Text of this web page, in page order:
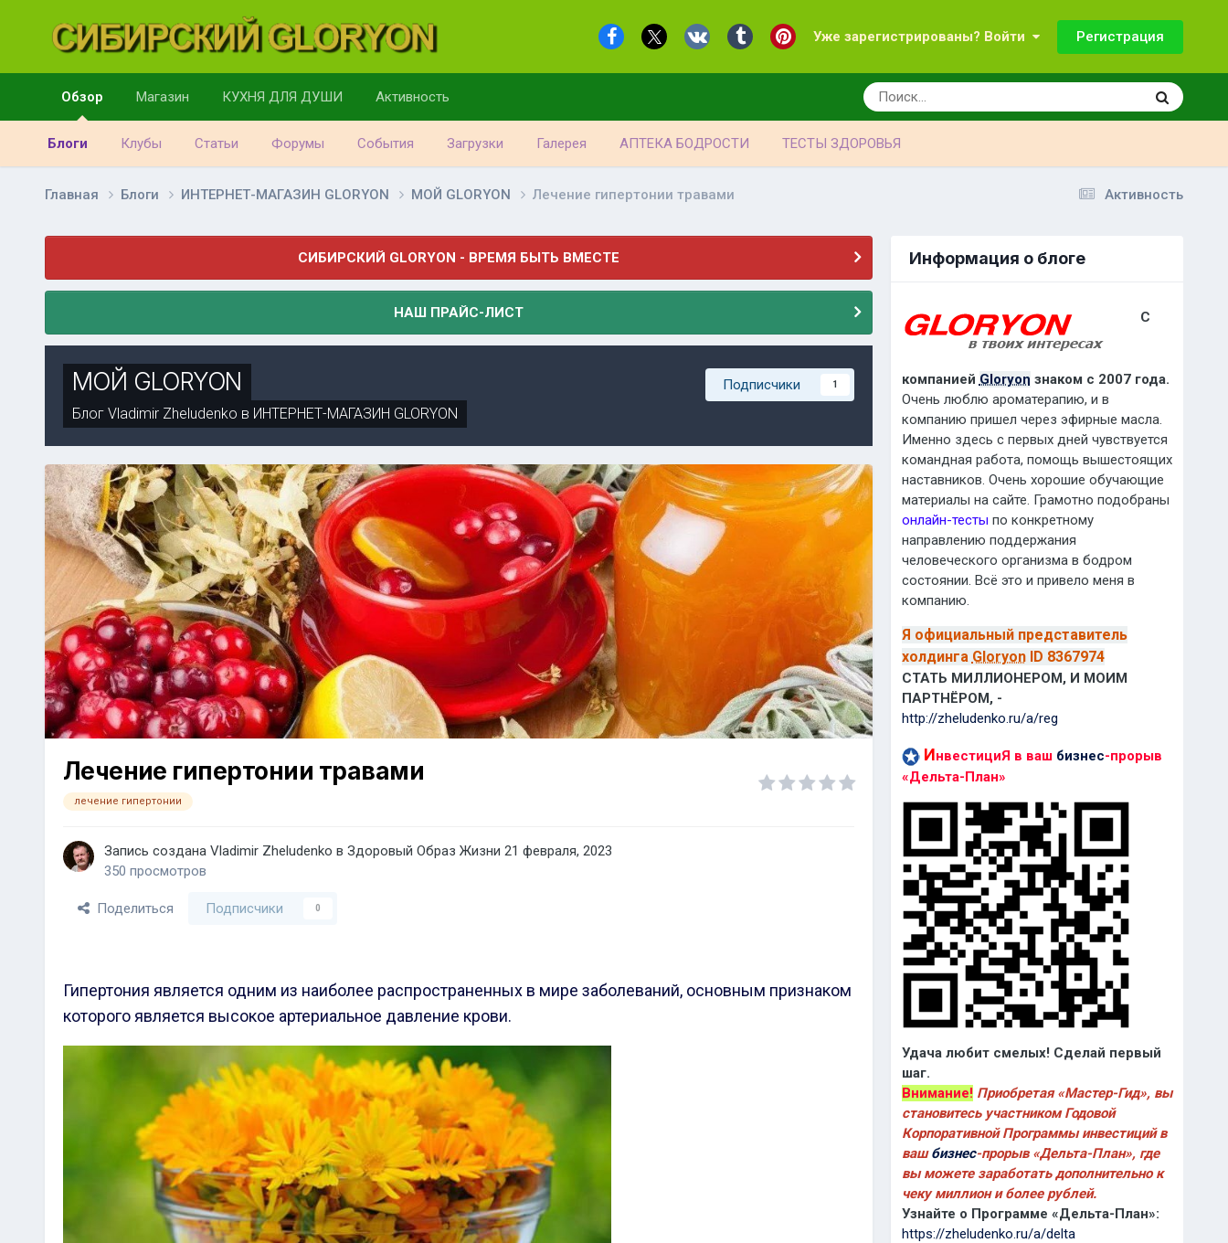
Уже зарегистрированы? Войти Регистрация
Обзор
Блоги Клубы Статьи Форумы События Загрузки Галерея АПТЕКА БОДРОСТИ ТЕСТЫ ЗДОРОВЬЯ
Магазин КУХНЯ ДЛЯ ДУШИ Активность
Активность
Главная Блоги ИНТЕРНЕТ-МАГАЗИН GLORYON МОЙ GLORYON Лечение гипертонии травами
СИБИРСКИЙ GLORYON - ВРЕМЯ БЫТЬ ВМЕСТЕ
НАШ ПРАЙС-ЛИСТ
Подписчики 1
МОЙ GLORYON
Блог Vladimir Zheludenko в ИНТЕРНЕТ-МАГАЗИН GLORYON
Лечение гипертонии травами
лечение гипертонии
Запись создана Vladimir Zheludenko в Здоровый Образ Жизни 21 февраля, 2023
350 просмотров
Поделиться Подписчики 0
Гипертония является одним из наиболее распространенных в мире заболеваний, основным признаком
которого является высокое артериальное давление крови.
Информация о блоге
С
компанией Gloryon знаком с 2007 года.
Очень люблю ароматерапию, и в
компанию пришел через эфирные масла.
Именно здесь с первых дней чувствуется
командная работа, помощь вышестоящих
наставников. Очень хорошие обучающие
материалы на сайте. Грамотно подобраны
онлайн-тесты по конкретному
направлению поддержания
человеческого организма в бодром
состоянии. Всё это и привело меня в
компанию.
Я официальный представитель
холдинга GloryonID 8367974
СТАТЬ МИЛЛИОНЕРОМ, И МОИМ
ПАРТНЁРОМ, -
http://zheludenko.ru/a/reg
ИнвестициЯ в ваш бизнес-прорыв
«Дельта-План»
Удача любит смелых! Сделай первый
шаг.
Внимание! Приобретая «Мастер-Гид», вы
становитесь участником Годовой
Корпоративной Программы инвестиций в
вашбизнес-прорыв «Дельта-План», где
вы можете заработать дополнительно к
чеку миллион и более рублей.
Узнайте о Программе «Дельта-План»:
https://zheludenko.ru/a/delta